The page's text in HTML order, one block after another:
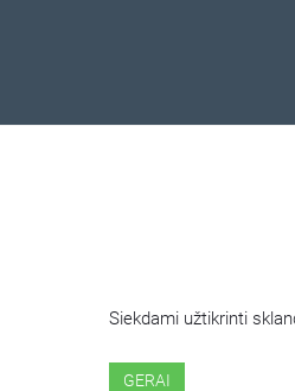
Siekdami užtikrinti
GERAI